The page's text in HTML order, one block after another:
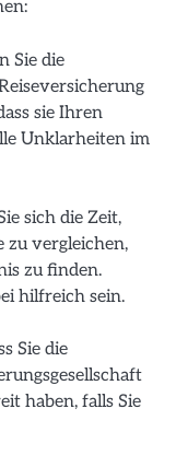
Sie die
sie Ihren
Unklarheiten im
sich die Zeit,
zu vergleichen,
zu finden.
hilfreich sein.
Sie die
haben, falls Sie